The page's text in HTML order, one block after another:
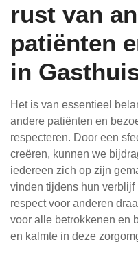
rust van
patiënten
in
Het is van essentieel
andere patiënten en
respecteren. Door een
creëren, kunnen we
iedereen zich op zijn
vinden tijdens hun
respect voor anderen
voor alle betrokkenen en
en kalmte in deze